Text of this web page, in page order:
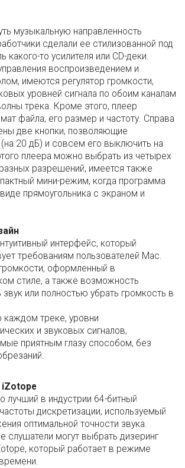
музыкальную направленность
сделали ее стилизованной под
то усилителя или CD-деки.
воспроизведением и
имеются регулятор громкости,
уровней сигнала по обоим каналам
трека. Кроме этого, плеер
файла, его размер и частоту. Справа
две кнопки, позволяющие
(на 20 дБ) и совсем его выключить на
плеера можно выбрать из четырех
разрешений, имеется также
мини-режим, когда программа
прямоугольника с экраном и
интерфейс, который
требованиям пользователей Mac.
оформленный в
стиле, а также возможность
звук или полностью убрать громкость в
каждом треке, уровни
и звуковых сигналов,
приятным глазу способом, без
лучший в индустрии 64-битный
дискретизации, используемый
оптимальной точности звука.
слушатели могут выбрать дизеринг
который работает в режиме